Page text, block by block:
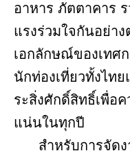
อาหาร ภัตตาคาร
แรงร่วมใจกันอย่า
เอกลักษณ์ของเทศ
นักท่องเที่ยวทั้งไท
ระสิ่งศักดิ์สิทธิ์เพื่อ
แน่นในทุกปี
สำหรับการจัดง